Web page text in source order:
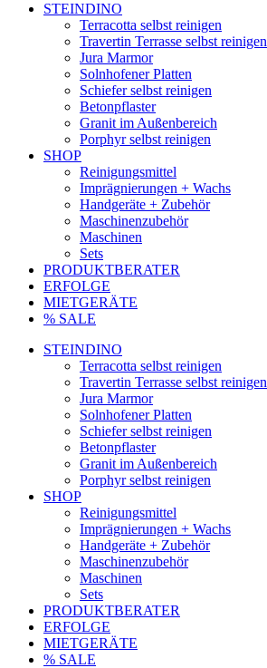
STEINDINO
Terracotta selbst reinigen
Travertin Terrasse selbst reinigen
Jura Marmor
Solnhofener Platten
Schiefer selbst reinigen
Betonpflaster
Granit im Außenbereich
Porphyr selbst reinigen
SHOP
Reinigungsmittel
Imprägnierungen + Wachs
Handgeräte + Zubehör
Maschinenzubehör
Maschinen
Sets
PRODUKTBERATER
ERFOLGE
MIETGERÄTE
% SALE
STEINDINO
Terracotta selbst reinigen
Travertin Terrasse selbst reinigen
Jura Marmor
Solnhofener Platten
Schiefer selbst reinigen
Betonpflaster
Granit im Außenbereich
Porphyr selbst reinigen
SHOP
Reinigungsmittel
Imprägnierungen + Wachs
Handgeräte + Zubehör
Maschinenzubehör
Maschinen
Sets
PRODUKTBERATER
ERFOLGE
MIETGERÄTE
% SALE